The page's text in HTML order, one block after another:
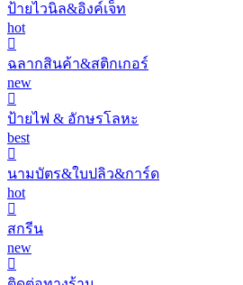
ป้ายไวนิล&อิงค์เจ็ท
hot
ฉลากสินค้า&สติกเกอร์
new
ป้ายไฟ & อักษรโลหะ
best
นามบัตร&ใบปลิว&การ์ด
hot
สกรีน
new